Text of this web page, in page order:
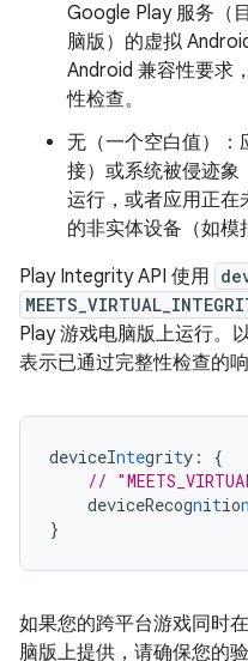
Google Play 服务（
脑版）的虚拟
Android 兼容性要求
性检查。
无（一个空白值）：
接）或系统被侵迹
运行，或者应用正在
的非实体设备（如模
Play Integrity API 使用
Play 游戏电脑版上运行。
表示已通过完整性检查的
deviceIntegrity :
{
//
deviceRecognition
}
如果您的跨平台游戏同时
脑版上提供，请确保您的